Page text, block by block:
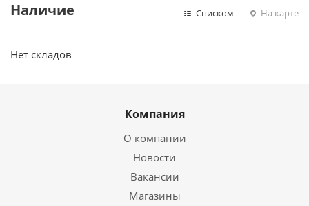
Наличие Списком На карте
Нет складов
Компания
О компании
Новости
Вакансии
Магазины